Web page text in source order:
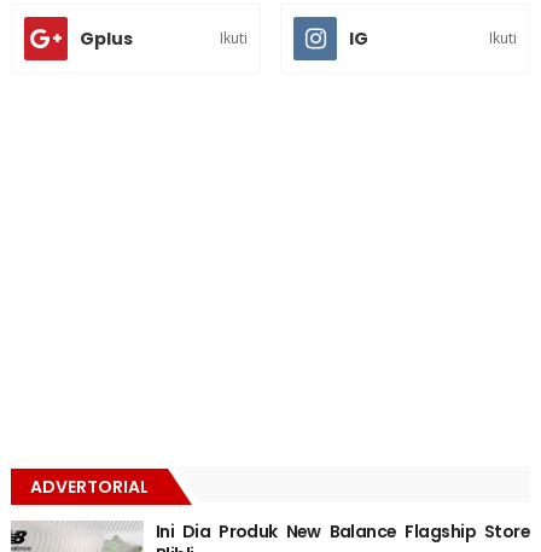
Gplus Ikuti IG Ikuti
ADVERTORIAL
Ini Dia Produk New Balance Flagship Store